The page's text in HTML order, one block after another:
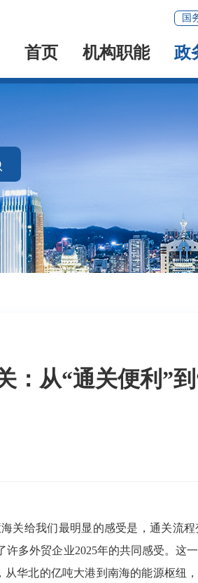
国
首页 机构职能 政
：从“通关便利”
给我们最明显的感受是，通关流
多外贸企业2025年的共同感受。这
华北的亿吨大港到南海的能源枢纽